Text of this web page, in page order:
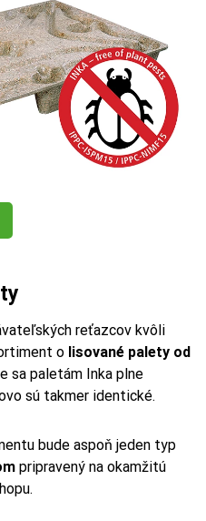
reťazcov kvôli
o lisované palety od
sa paletám Inka plne
sú takmer identické.
bude aspoň jeden typ
pripravený na okamžitú